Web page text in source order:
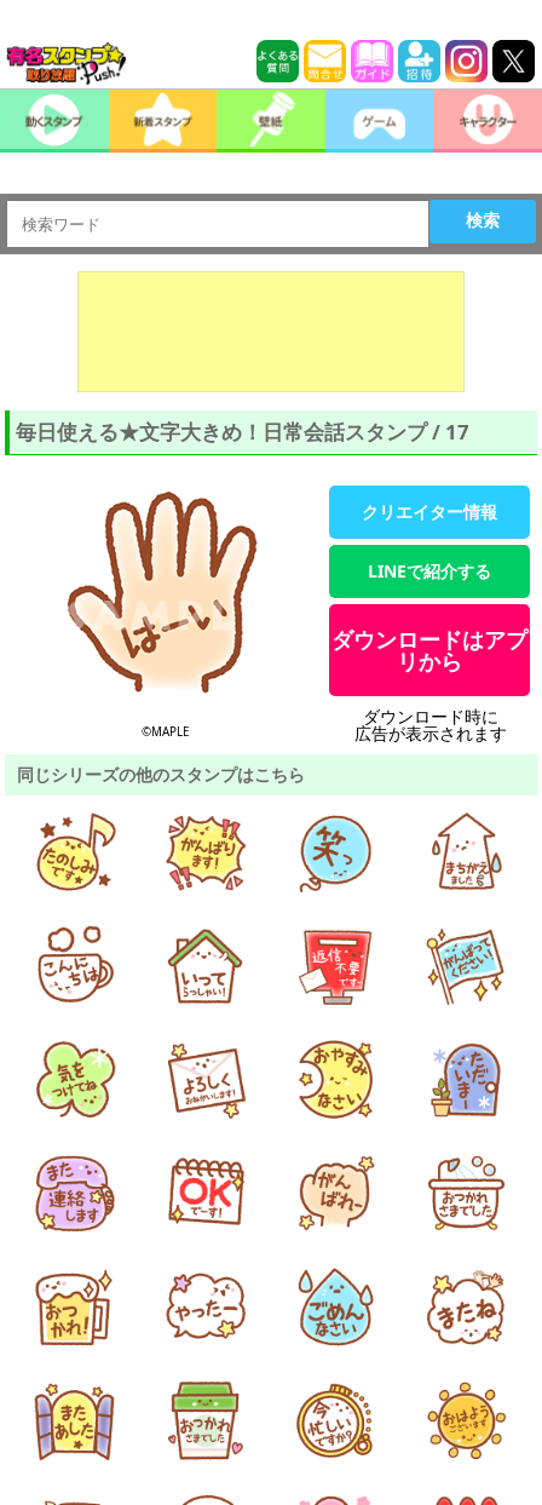
検索
毎日使える★文字大きめ！日常会話スタンプ / 17
©MAPLE
クリエイター情報
LINEで紹介する
ダウンロードはアプ
リから
ダウンロード時に
広告が表示されます
同じシリーズの他のスタンプはこちら